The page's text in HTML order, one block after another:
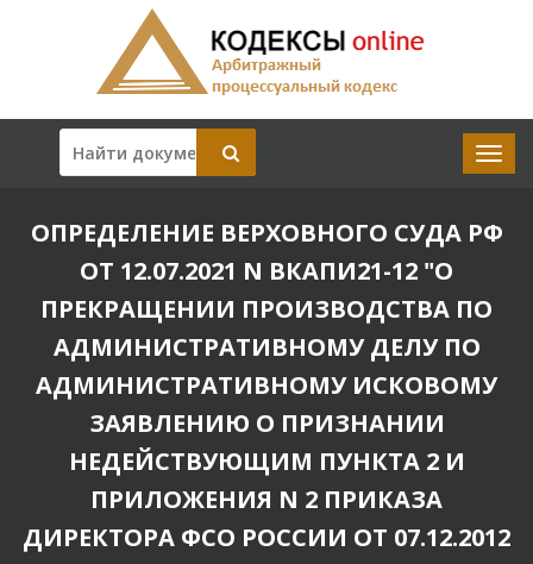
ОПРЕДЕЛЕНИЕ ВЕРХОВНОГО СУДА РФ
ОТ 12.07.2021 N ВКАПИ21-12 "О
ПРЕКРАЩЕНИИ ПРОИЗВОДСТВА ПО
АДМИНИСТРАТИВНОМУ ДЕЛУ ПО
АДМИНИСТРАТИВНОМУ ИСКОВОМУ
ЗАЯВЛЕНИЮ О ПРИЗНАНИИ
НЕДЕЙСТВУЮЩИМ ПУНКТА 2 И
ПРИЛОЖЕНИЯ N 2 ПРИКАЗА
ДИРЕКТОРА ФСО РОССИИ ОТ 07.12.2012